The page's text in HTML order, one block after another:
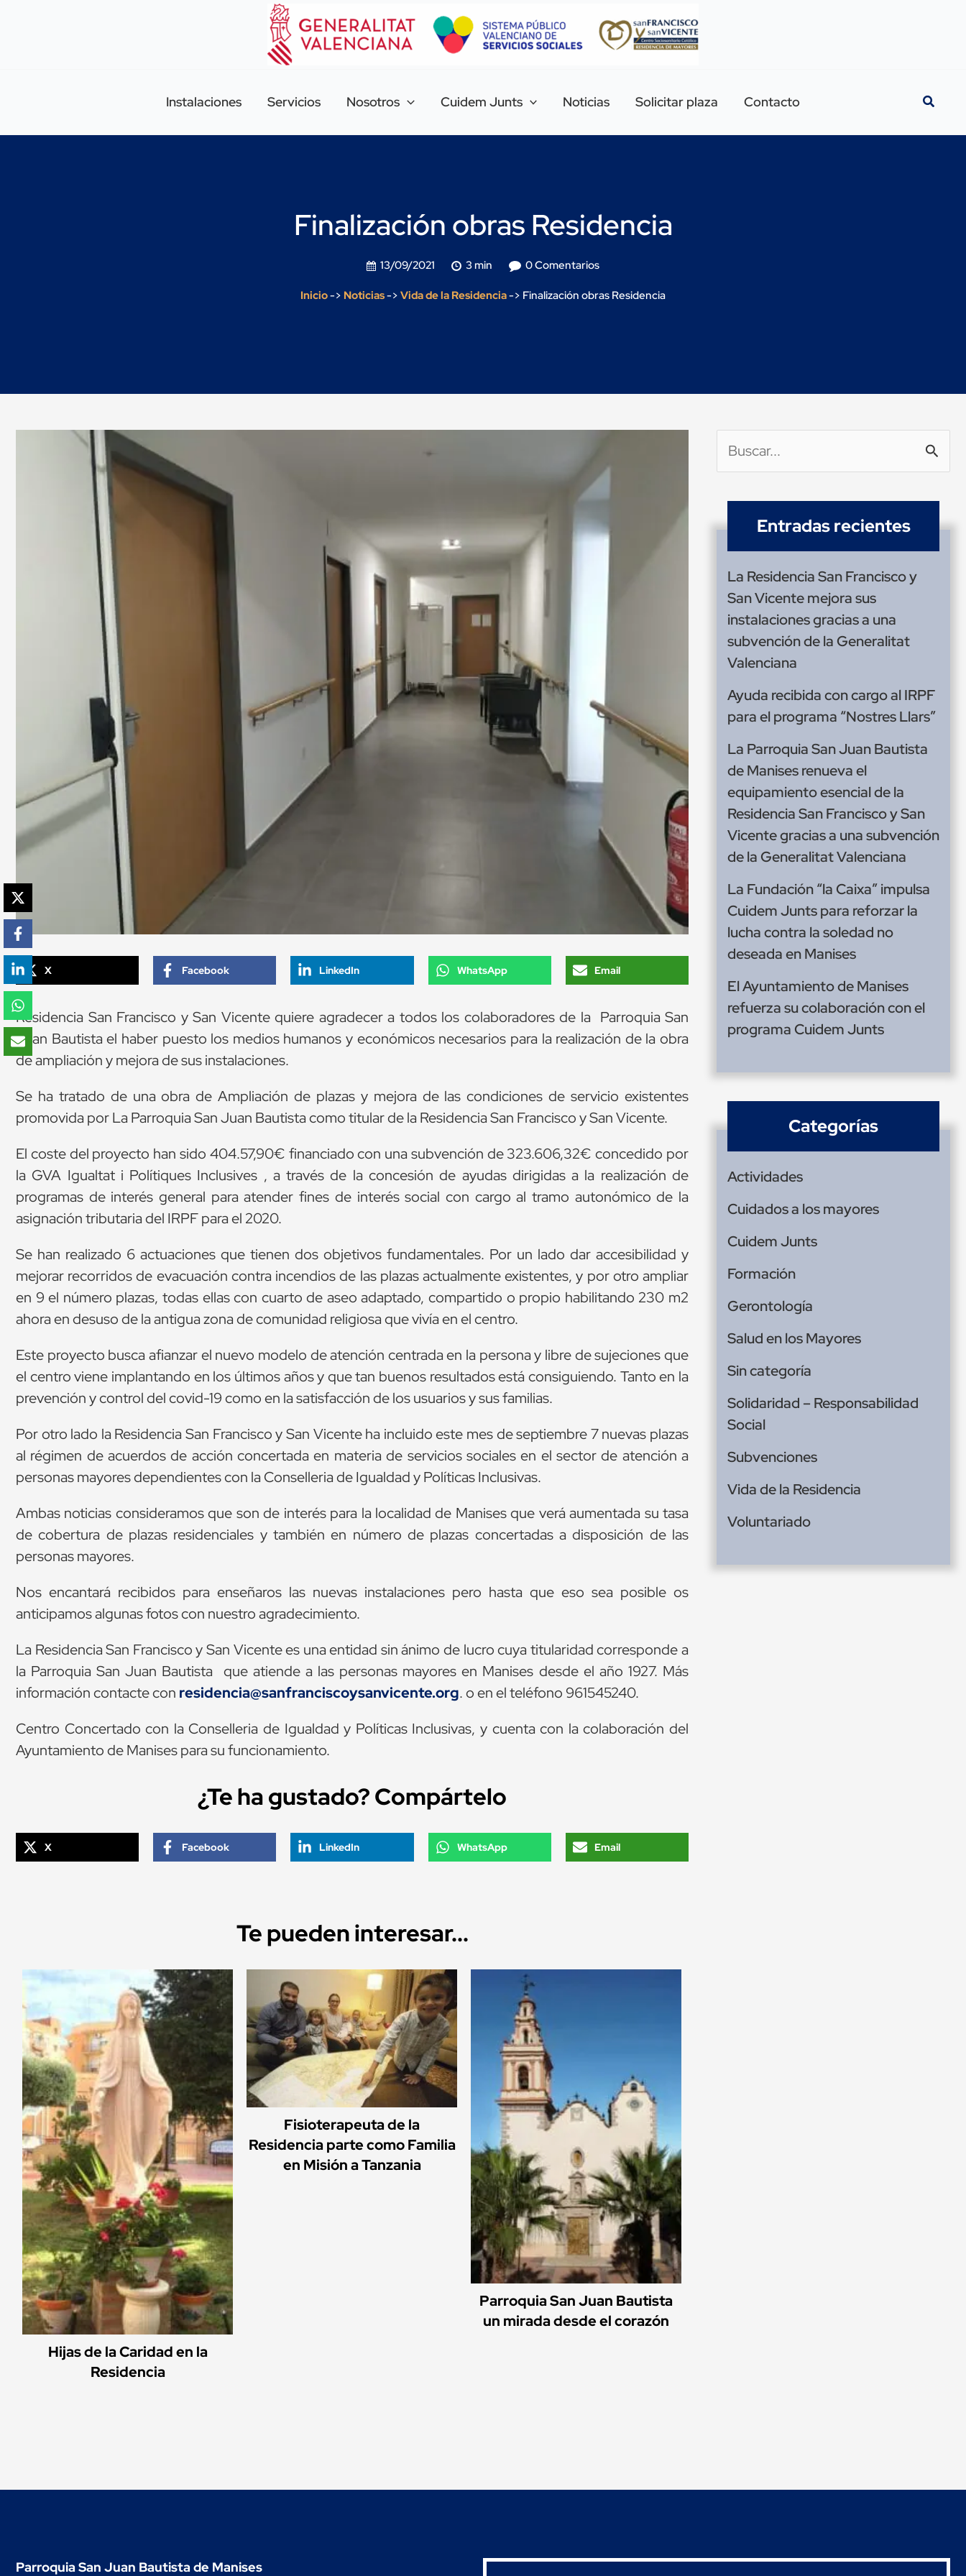
Instalaciones Servicios Nosotros Cuidem Junts Noticias Solicitar plaza Contacto
Finalización obras Residencia
13/09/2021 3 min 0 Comentarios
Inicio-> Noticias-> Vida de la Residencia-> Finalización obras Residencia
X Facebook LinkedIn WhatsApp Email
Residencia San Francisco y San Vicente quiere agradecer a todos los colaboradores de la Parroquia San
Juan Bautista el haber puesto los medios humanos y económicos necesarios para la realización de la obra
de ampliación y mejora de sus instalaciones.
Se ha tratado de una obra de Ampliación de plazas y mejora de las condiciones de servicio existentes
promovida por La Parroquia San Juan Bautista como titular de la Residencia San Francisco y San Vicente.
El coste del proyecto han sido 404.57,90€ financiado con una subvención de 323.606,32€ concedido por
la GVA Igualtat i Polítiques Inclusives , a través de la concesión de ayudas dirigidas a la realización de
programas de interés general para atender fines de interés social con cargo al tramo autonómico de la
asignación tributaria del IRPF para el 2020.
Se han realizado 6 actuaciones que tienen dos objetivos fundamentales. Por un lado dar accesibilidad y
mejorar recorridos de evacuación contra incendios de las plazas actualmente existentes, y por otro ampliar
en 9 el número plazas, todas ellas con cuarto de aseo adaptado, compartido o propio habilitando 230 m2
ahora en desuso de la antigua zona de comunidad religiosa que vivía en el centro.
Este proyecto busca afianzar el nuevo modelo de atención centrada en la persona y libre de sujeciones que
el centro viene implantando en los últimos años y que tan buenos resultados está consiguiendo. Tanto en la
prevención y control del covid-19 como en la satisfacción de los usuarios y sus familias.
Por otro lado la Residencia San Francisco y San Vicente ha incluido este mes de septiembre 7 nuevas plazas
al régimen de acuerdos de acción concertada en materia de servicios sociales en el sector de atención a
personas mayores dependientes con la Conselleria de Igualdad y Políticas Inclusivas.
Ambas noticias consideramos que son de interés para la localidad de Manises que verá aumentada su tasa
de cobertura de plazas residenciales y también en número de plazas concertadas a disposición de las
personas mayores.
Nos encantará recibidos para enseñaros las nuevas instalaciones pero hasta que eso sea posible os
anticipamos algunas fotos con nuestro agradecimiento.
La Residencia San Francisco y San Vicente es una entidad sin ánimo de lucro cuya titularidad corresponde a
la Parroquia San Juan Bautista que atiende a las personas mayores en Manises desde el año 1927. Más
información contacte con residencia@sanfranciscoysanvicente.org. o en el teléfono 961545240.
Centro Concertado con la Conselleria de Igualdad y Políticas Inclusivas, y cuenta con la colaboración del
Ayuntamiento de Manises para su funcionamiento.
¿Te ha gustado? Compártelo
X Facebook LinkedIn WhatsApp Email
Te pueden interesar...
Hijas de la Caridad en la
Residencia
Fisioterapeuta de la
Residencia parte como Familia
en Misión a Tanzania
Parroquia San Juan Bautista
un mirada desde el corazón
Buscar
por:
Entradas recientes
La Residencia San Francisco y
San Vicente mejora sus
instalaciones gracias a una
subvención de la Generalitat
Valenciana
Ayuda recibida con cargo al IRPF
para el programa “Nostres Llars”
La Parroquia San Juan Bautista
de Manises renueva el
equipamiento esencial de la
Residencia San Francisco y San
Vicente gracias a una subvención
de la Generalitat Valenciana
La Fundación “la Caixa” impulsa
Cuidem Junts para reforzar la
lucha contra la soledad no
deseada en Manises
El Ayuntamiento de Manises
refuerza su colaboración con el
programa Cuidem Junts
Categorías
Actividades
Cuidados a los mayores
Cuidem Junts
Formación
Gerontología
Salud en los Mayores
Sin categoría
Solidaridad – Responsabilidad
Social
Subvenciones
Vida de la Residencia
Voluntariado
Parroquia San Juan Bautista de Manises